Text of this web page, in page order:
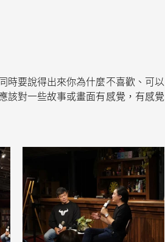
時要說得出來你為什麼不喜歡、可以
該對一些故事或畫面有感覺，有感覺